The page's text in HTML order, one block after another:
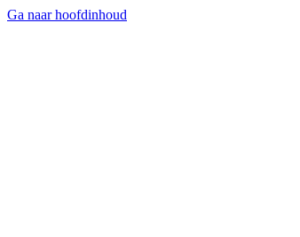
Ga naar hoofdinhoud